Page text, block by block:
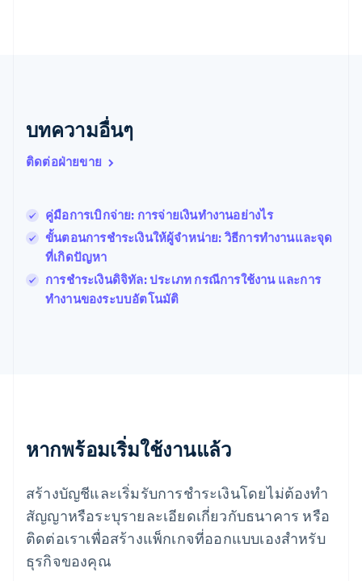
บทความอื่นๆ
ติดต่อฝ่ายขาย
คู่มือการเบิกจ่าย: การจ่ายเงินทำงานอย่างไร
ขั้นตอนการชำระเงินให้ผู้จำหน่าย: วิธีการทำงานและจุด
ที่เกิดปัญหา
การชำระเงินดิจิทัล: ประเภท กรณีการใช้งาน และการ
ทำงานของระบบอัตโนมัติ
หากพร้อมเริ่มใช้งานแล้ว
สร้างบัญชีและเริ่มรับการชำระเงินโดยไม่ต้องทำ
สัญญาหรือระบุรายละเอียดเกี่ยวกับธนาคาร หรือ
ติดต่อเราเพื่อสร้างแพ็กเกจที่ออกแบบเองสำหรับ
ธุรกิจของคุณ
PortuguêsEnglish
English
ฟินแลนด์
English
มอลตา
English
มาเลเซีย
เม็กซิโก
ลักเซมเบิร์ก
Français Deutsch English
English
ลิกเตนสไตน์
DeutschEnglish
ลิทัวเนีย
English
สเปน